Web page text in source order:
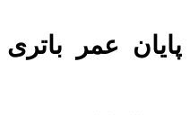
عمر باتری